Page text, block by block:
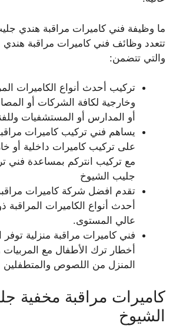
ما وظيفة فني كاميرات مراقبة هندي
تتعدد وظائف فني كاميرات مراقبة
والتي تتضمن:
تركيب أحدث أنواع الكاميرات
وخارجية لكافة الشركات أو
أو المدارس أو المستشفيات
يساهم فني تركيب كاميرات
على تركيب كاميرات داخلية أو
مع تركيب انتركم بمساعدة فني
جليب الشيوخ
تقدم افضل شركة كاميرات
أحدث أنواع الكاميرات المراقبة
عالي المستوى.
فني كاميرات مراقبة منزلية توفر
أخطار ترك الأطفال مع
المنزل من اللصوص والمتطفلين
كاميرات مراقبة مخفية
الشيوخ